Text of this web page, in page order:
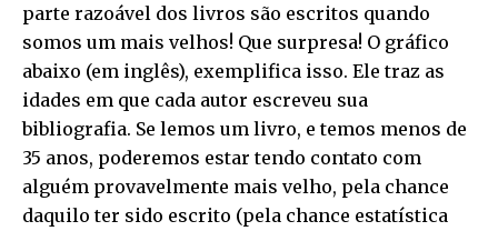
parte razoável dos livros são escritos quando
somos um mais velhos! Que surpresa! O gráfico
abaixo (em inglês), exemplifica isso. Ele traz as
idades em que cada autor escreveu sua
bibliografia. Se lemos um livro, e temos menos de
35 anos, poderemos estar tendo contato com
alguém provavelmente mais velho, pela chance
daquilo ter sido escrito (pela chance estatística